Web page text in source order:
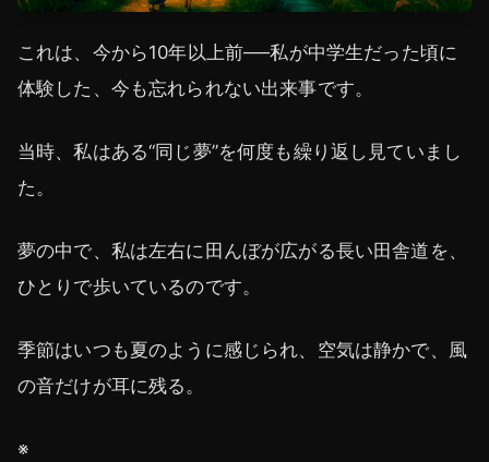
これは、今から10年以上前──私が中学生だった頃に
体験した、今も忘れられない出来事です。
当時、私はある“同じ夢”を何度も繰り返し見ていまし
た。
夢の中で、私は左右に田んぼが広がる長い田舎道を、
ひとりで歩いているのです。
季節はいつも夏のように感じられ、空気は静かで、風
の音だけが耳に残る。
※